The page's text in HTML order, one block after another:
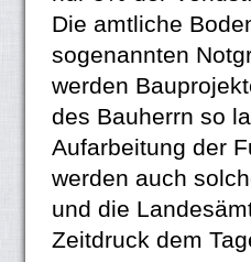
Die amtliche
sogenannten
werden
des Bauherrn so
Aufarbeitung der
werden auch
und die
Zeitdruck dem